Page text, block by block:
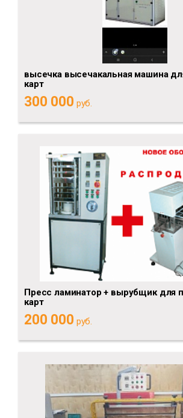
высечка высечакальная машина
карт
300 000 руб.
Пресс ламинатор + вырубщик для
карт
200 000 руб.